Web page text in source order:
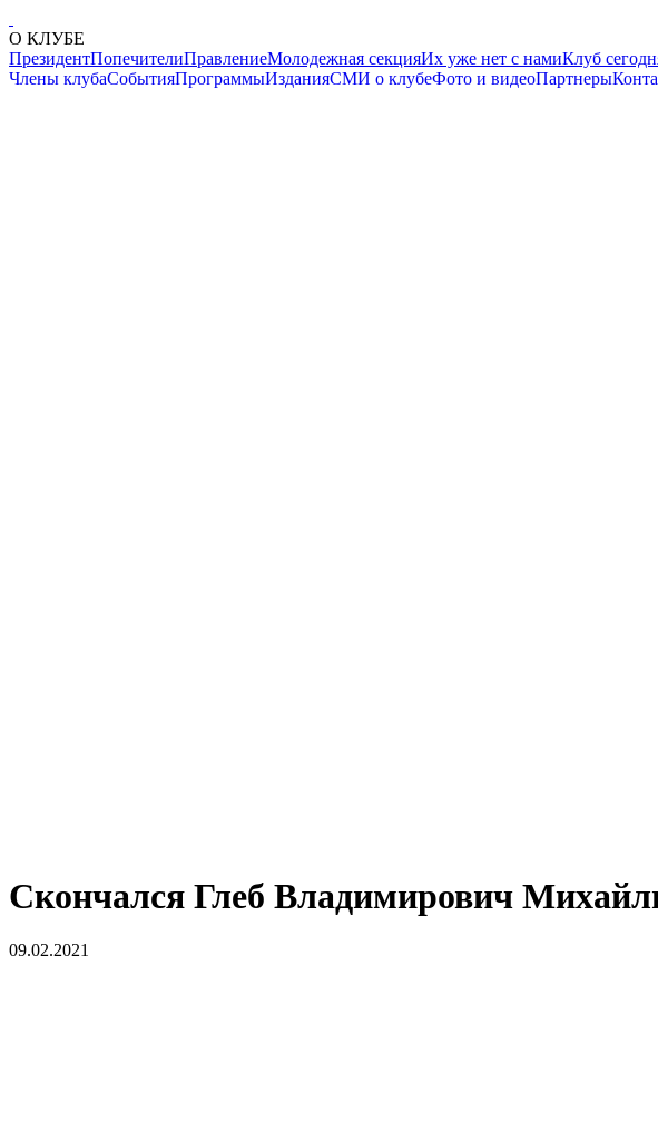
О КЛУБЕ
ПрезидентПопечителиПравлениеМолодежная секцияИх уже нет с намиКлуб
Члены клубаСобытияПрограммыИзданияСМИ о клубеФото и видеоПартнеры
Скончался Глеб Владимирович
09.02.2021